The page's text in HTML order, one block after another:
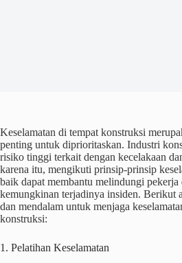
Keselamatan di tempat konstruksi
penting untuk diprioritaskan. Industri
risiko tinggi terkait dengan kecelakaan
karena itu, mengikuti prinsip-prinsip
baik dapat membantu melindungi
kemungkinan terjadinya insiden. Berikut
dan mendalam untuk menjaga
konstruksi:
1. Pelatihan Keselamatan